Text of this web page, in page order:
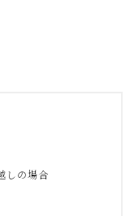
しの場合